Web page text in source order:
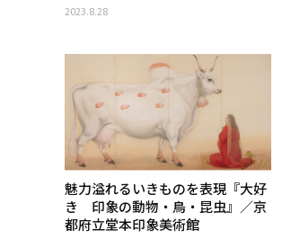
2023.8.28
魅力溢れるいきものを表現『大好
き 印象の動物・鳥・昆虫』／京
都府立堂本印象美術館